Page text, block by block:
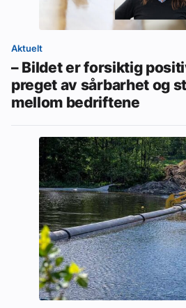
Aktuelt
– Bildet er forsiktig
preget av sårbarhet og
mellom bedriftene